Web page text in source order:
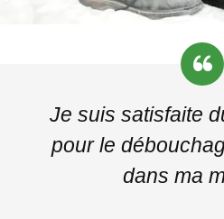
Je suis satisfaite
pour le
dans ma